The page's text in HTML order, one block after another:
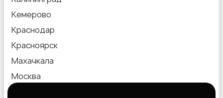
Кемерово
Краснодар
Красноярск
Махачкала
Москва